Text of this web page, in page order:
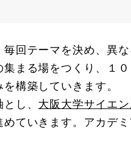
回テーマを決め、異
まる場をつくり、１
構築していきます。
し、 大阪大学サイエ
ていきます。アカデ